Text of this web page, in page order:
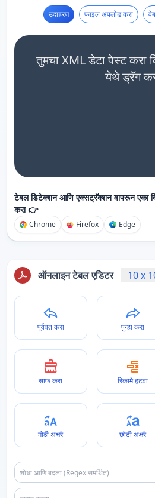
उदाहरण फाइल अपलोड करा
तुमचा XML डेटा पेस्ट करा
येथे ड्रॅग
टेबल डिटेक्शन आणि एक्सट्रॅक्शन वापरून एका
करा 👉
Chrome Firefox Edge
ऑनलाइन टेबल एडिटर 10x
पूर्ववत करा पुन्हा करा
साफ करा रिकामे हटवा
मोठी अक्षरे छोटी अक्षरे